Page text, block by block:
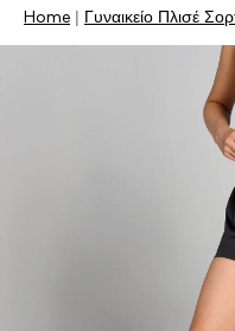
Home Γυναικείο Πλισέ